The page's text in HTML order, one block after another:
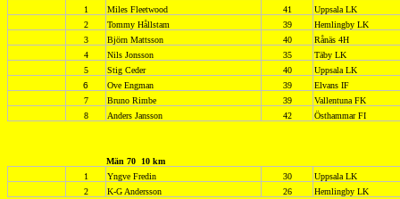
1
Miles Fleetwood 41
Uppsala LK
2
Tommy Hållstam 39
Hemlingby LK
3
Björn Mattsson 40
Rånäs 4H
4
Nils Jonsson 35
Täby LK
5
Stig Ceder 40
Uppsala LK
6
Ove Engman 39
Elvans IF
7
Bruno Rimbe 39
Vallentuna FK
8
Anders Jansson 42 Östhammar FI
Män 70
10 km
1
Yngve Fredin 30
Uppsala LK
2
K-G Andersson 26 Hemlingby LK